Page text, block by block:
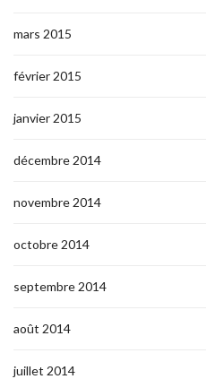
mars 2015
février 2015
janvier 2015
décembre 2014
novembre 2014
octobre 2014
septembre 2014
août 2014
juillet 2014